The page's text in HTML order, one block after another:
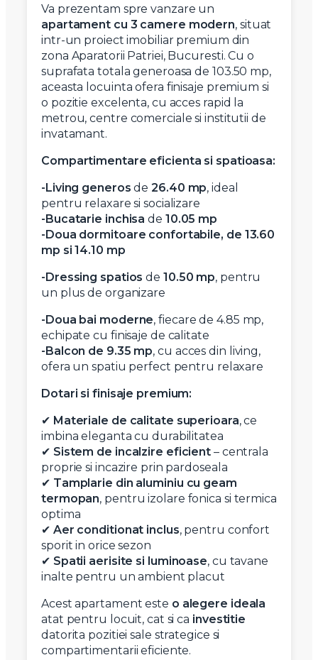
Va prezentam spre vanzare un
apartament cu 3 camere modern, situat
intr-un proiect imobiliar premium din
zona Aparatorii Patriei, Bucuresti. Cu o
suprafata totala generoasa de 103.50 mp,
aceasta locuinta ofera finisaje premium si
o pozitie excelenta, cu acces rapid la
metrou, centre comerciale si institutii de
invatamant.
Compartimentare eficienta si spatioasa:
-Living generos de26.40 mp, ideal
pentru relaxare si socializare
-Bucatarie inchisade 10.05 mp
-Doua dormitoare confortabile, de 13.60
mp si14.10 mp
-Dressing spatios de 10.50 mp, pentru
un plus de organizare
-Doua bai moderne, fiecare de 4.85 mp,
echipate cu finisaje de calitate
-Balcon de 9.35 mp, cu acces din living,
ofera un spatiu perfect pentru relaxare
Dotari si finisaje premium:
✔ Materiale de calitate superioara, ce
imbina eleganta cu durabilitatea
✔ Sistem de incalzire eficient – centrala
proprie si incazire prin pardoseala
✔ Tamplarie din aluminiu cu geam
termopan, pentru izolare fonica si termica
optima
✔ Aer conditionat inclus, pentru confort
sporit in orice sezon
✔ Spatii aerisite si luminoase, cu tavane
inalte pentru un ambient placut
Acest apartament este o alegere ideala
atat pentru locuit, cat si ca investitie
datorita pozitiei sale strategice si
compartimentarii eficiente.